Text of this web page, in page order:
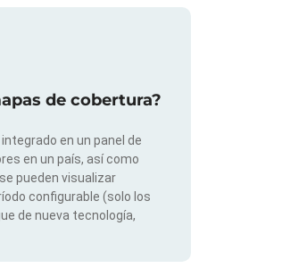
de cobertura?
en un panel de
en un país, así como
pueden visualizar
configurable (solo los
de nueva tecnología,